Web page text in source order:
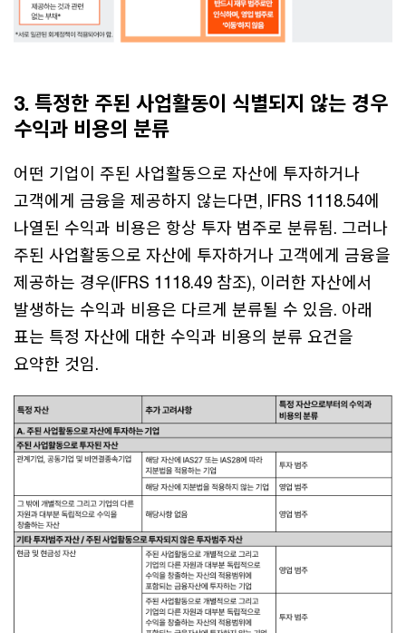
3. 특정한 주된 사업활동이 식별되지 않는 경우
수익과 비용의 분류
어떤 기업이 주된 사업활동으로 자산에 투자하거나
고객에게 금융을 제공하지 않는다면, IFRS 1118.54에
나열된 수익과 비용은 항상 투자 범주로 분류됨. 그러나
주된 사업활동으로 자산에 투자하거나 고객에게 금융을
제공하는 경우(IFRS 1118.49 참조), 이러한 자산에서
발생하는 수익과 비용은 다르게 분류될 수 있음. 아래
표는 특정 자산에 대한 수익과 비용의 분류 요건을
요약한 것임.